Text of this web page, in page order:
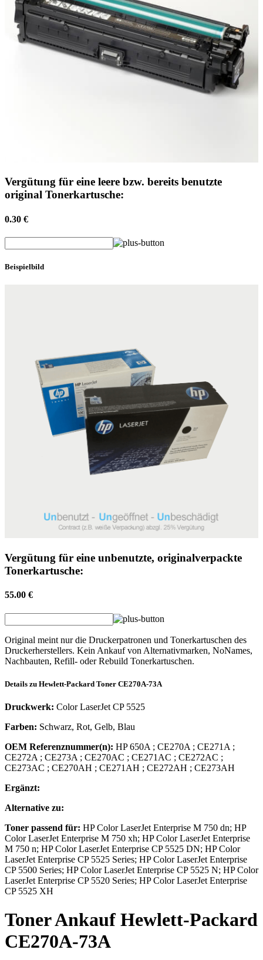
Vergütung für eine leere bzw. bereits benutzte
original Tonerkartusche:
0.30 €
Beispielbild
Vergütung für eine unbenutzte, originalverpackte
Tonerkartusche:
55.00 €
Original meint nur die Druckerpatronen und Tonerkartuschen des
Druckerherstellers. Kein Ankauf von Alternativmarken, NoNames,
Nachbauten, Refill- oder Rebuild Tonerkartuschen.
Details zu Hewlett-Packard Toner CE270A-73A
Druckwerk: Color LaserJet CP 5525
Farben: Schwarz, Rot, Gelb, Blau
OEM Referenznummer(n): HP 650A ; CE270A ; CE271A ;
CE272A ; CE273A ; CE270AC ; CE271AC ; CE272AC ;
CE273AC ; CE270AH ; CE271AH ; CE272AH ; CE273AH
Ergänzt:
Alternative zu:
Toner passend für: HP Color LaserJet Enterprise M 750 dn; HP
Color LaserJet Enterprise M 750 xh; HP Color LaserJet Enterprise
M 750 n; HP Color LaserJet Enterprise CP 5525 DN; HP Color
LaserJet Enterprise CP 5525 Series; HP Color LaserJet Enterprise
CP 5500 Series; HP Color LaserJet Enterprise CP 5525 N; HP Color
LaserJet Enterprise CP 5520 Series; HP Color LaserJet Enterprise
CP 5525 XH
TonerAnkauf Hewlett-Packard
CE270A-73A